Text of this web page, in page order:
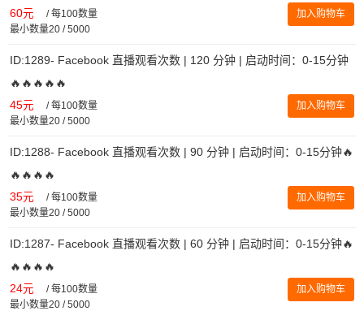
60元 /每100数量
最小数量20 / 5000
加入购物车
ID:1289- Facebook 直播观看次数 | 120 分钟 | 启动时间：0-15分钟
🔥🔥🔥🔥🔥
45元 /每100数量
最小数量20 / 5000
加入购物车
ID:1288- Facebook 直播观看次数 | 90 分钟 | 启动时间：0-15分钟🔥
🔥🔥🔥🔥
35元 /每100数量
最小数量20 / 5000
加入购物车
ID:1287- Facebook 直播观看次数 | 60 分钟 | 启动时间：0-15分钟🔥
🔥🔥🔥🔥
24元 /每100数量
最小数量20 / 5000
加入购物车